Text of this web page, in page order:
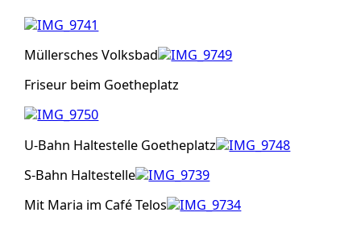
Müllersches Volksbad
Friseur beim Goetheplatz
U-Bahn Haltestelle Goetheplatz
S-Bahn Haltestelle
Mit Maria im Café Telos